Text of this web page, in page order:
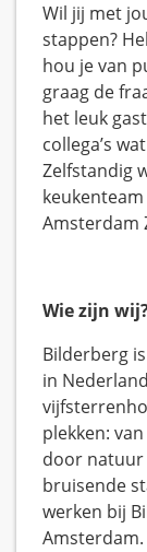
Wil jij met
stappen?
hou je van
graag de
het leuk
collega’s
Zelfstandig
Amsterdam
Wie zijn
Bilderberg
in
plekken:
door natuur
bruisende
werken bij
Amsterdam.